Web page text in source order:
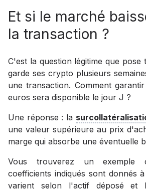
Et si le marché
la transaction ?
C'est la question légitime que pose
garde ses crypto plusieurs
une transaction. Comment
euros sera disponible le jour J ?
Une réponse : la
une valeur supérieure au prix
marge qui absorbe une éventuelle
Vous trouverez un exemple
coefficients indiqués sont donnés
varient selon l'actif déposé et